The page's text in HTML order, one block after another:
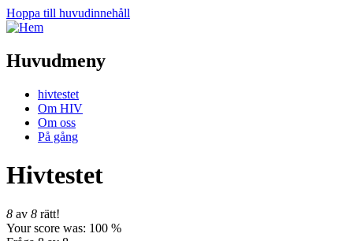
Hoppa till huvudinnehåll
Huvudmeny
hivtestet
Om HIV
Om oss
På gång
Hivtestet
8 av 8 rätt!
Your score was: 100 %